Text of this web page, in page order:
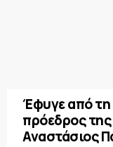
Έφυγε από τη
πρόεδρος
Αναστάσιος